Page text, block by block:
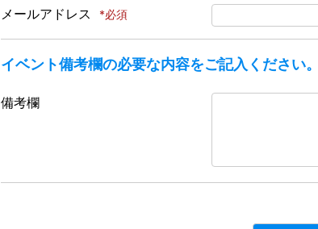
メールアドレス
イベント備考欄の必要な内容をご記入ください
備考欄